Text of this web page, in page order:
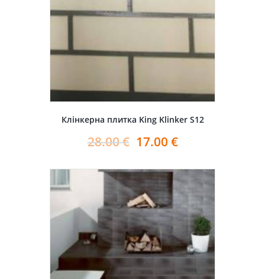
Клінкерна плитка King Klinker S12
28.00€ 17.00 €